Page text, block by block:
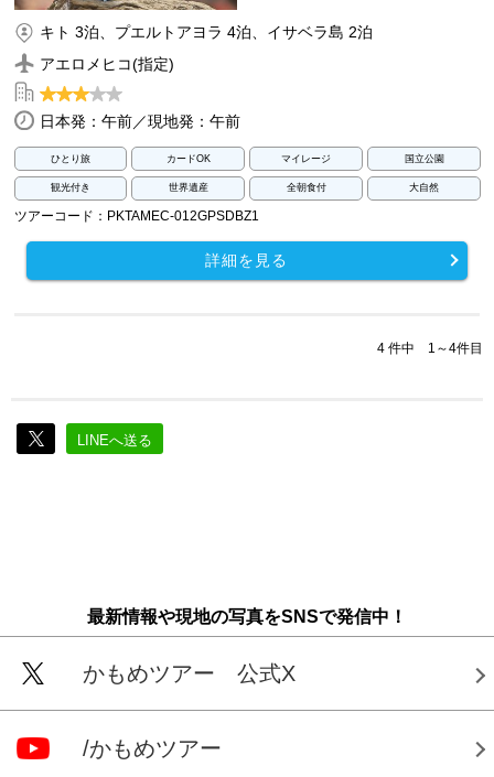
キト 3泊、プエルトアヨラ 4泊、イサベラ島 2泊
アエロメヒコ(指定)
日本発：午前／現地発：午前
ひとり旅 カードOK マイレージ 国立公園
観光付き 世界遺産 全朝食付 大自然
ツアーコード：PKTAMEC-012GPSDBZ1
詳細を見る
4 件中 1～4件目
LINEへ送る
最新情報や現地の写真をSNSで発信中！
かもめツアー 公式X
/かもめツアー